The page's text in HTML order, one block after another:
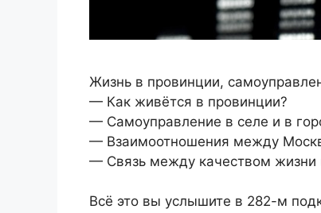
Жизнь в провинции,
— Как живётся в провинции?
— Самоуправление в селе и в
— Взаимоотношения между
— Связь между качеством жизни
Всё это вы услышите в 282-м